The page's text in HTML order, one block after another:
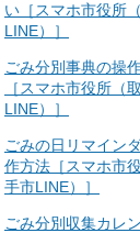
い［スマホ市役所
LINE）］
ごみ分別事典の操
［スマホ市役所（
LINE）］
ごみの日リマイン
作方法［スマホ市
手市LINE）］
ごみ分別収集カレ